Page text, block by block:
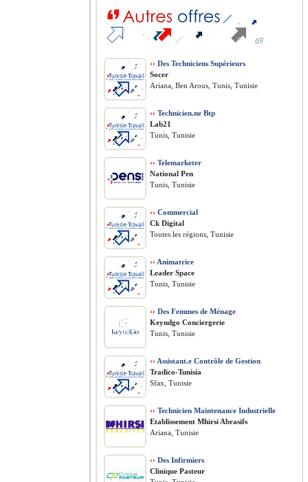
›› Des Techniciens Supérieurs
Socer
Ariana, Ben Arous, Tunis, Tunisie
›› Technicien.ne Btp
Lab21
Tunis, Tunisie
›› Telemarketer
National Pen
Tunis, Tunisie
›› Commercial
Ck Digital
Toutes les régions, Tunisie
›› Animatrice
Leader Space
Tunis, Tunisie
›› Des Femmes de Ménage
Keyndgo Conciergerie
Tunis, Tunisie
›› Assistant.e Contrôle de Gestion
Tradico-Tunisia
Sfax, Tunisie
›› Technicien Maintenance Industrielle
Etablissement Mhirsi Abrasifs
Ariana, Tunisie
›› Des Infirmiers
Clinique Pasteur